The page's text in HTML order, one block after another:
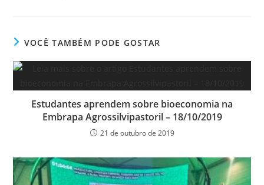
VOCÊ TAMBÉM PODE GOSTAR
Estudantes aprendem sobre bioeconomia na
Embrapa Agrossilvipastoril – 18/10/2019
21 de outubro de 2019